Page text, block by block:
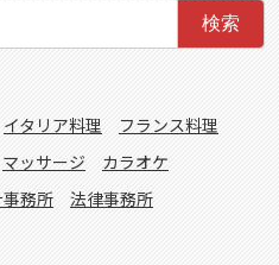
検索
イタリア料理
フランス料理
マッサージ
カラオケ
務所 法律事務所